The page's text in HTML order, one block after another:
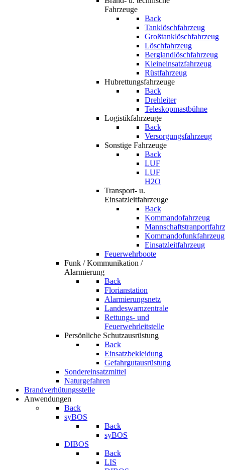
Fahrzeuge
Back
Tanklöschfahrzeug
Großtanklöschfahrzeug
Löschfahrzeug
Berglandlöschfahrzeug
Kleineinsatzfahrzeug
Rüstfahrzeug
Hubrettungsfahrzeuge
Back
Drehleiter
Teleskopmastbühne
Logistikfahrzeuge
Back
Versorgungsfahrzeug
Sonstige Fahrzeuge
Back
LUF
LUF
H2O
Transport- u.
Einsatzleitfahrzeuge
Back
Kommandofahrzeug
Kommandofunkfahrzeug
Einsatzleitfahrzeug
Feuerwehrboote
Funk / Kommunikation /
Alarmierung
Back
Florianstation
Alarmierungsnetz
Landeswarnzentrale
Rettungs- und
Feuerwehrleitstelle
Persönliche Schutzausrüstung
Back
Einsatzbekleidung
Gefahrgutausrüstung
Sondereinsatzmittel
Naturgefahren
Brandverhütungsstelle
Anwendungen
Back
syBOS
Back
syBOS
DIBOS
Back
LIS